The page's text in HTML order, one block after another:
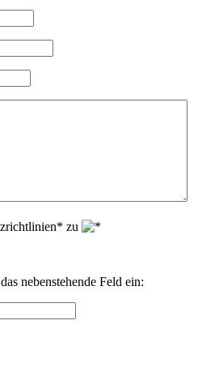
zu
nebenstehende Feld ein: